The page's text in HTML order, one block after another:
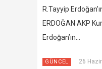
R.Tayyip
ERDOĞAN AKP
Erdoğan’ın…
GÜNCEL 26